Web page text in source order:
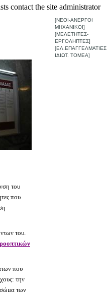
contact the site administrator
του
που
του.
που
την
σώμα των
[ΝΕΟΙ-ΑΝΕΡΓΟΙ
ΜΗΧΑΝΙΚΟΙ]
[ΜΕΛΕΤΗΤΕΣ-
ΕΡΓΟΛΗΠΤΕΣ]
[ΕΛ.ΕΠΑΓΓΕΛΜΑΤΙΕΣ
ΙΔΙΩΤ. ΤΟΜΕΑ]